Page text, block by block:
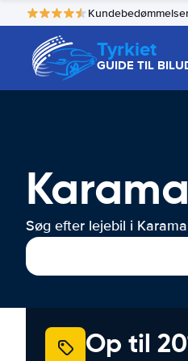
Tyrkiet
GUIDE TIL
Søg efter lejebil i
Op til